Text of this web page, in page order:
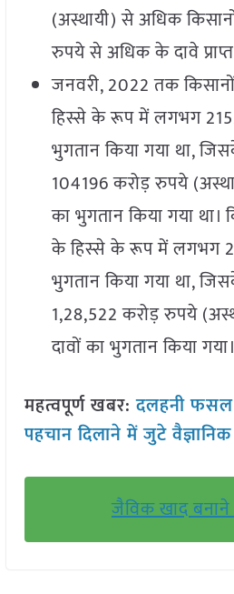
(अस्थायी) से अधिक
रुपये से अधिक के दावे
जनवरी, 2022 तक किसानों
हिस्से के रूप में लगभग
भुगतान किया गया था,
104196 करोड़ रुपये
का भुगतान किया गया था।
के हिस्से के रूप में लगभग
भुगतान किया गया था,
1,28,522 करोड़ रुपये
दावों का भुगतान किया गया।
महत्वपूर्ण खबर:दलहनी
पहचान दिलाने में जुटे वैज्ञानिक
जैविक खाद